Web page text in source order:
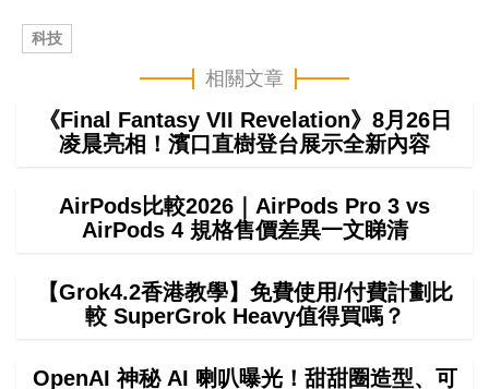
科技
相關文章
《Final Fantasy VII Revelation》8月26日
凌晨亮相！濱口直樹登台展示全新內容
AirPods比較2026｜AirPods Pro 3 vs
AirPods 4 規格售價差異一文睇清
【Grok4.2香港教學】免費使用/付費計劃比
較 SuperGrok Heavy值得買嗎？
OpenAI 神秘 AI 喇叭曝光！甜甜圈造型、可